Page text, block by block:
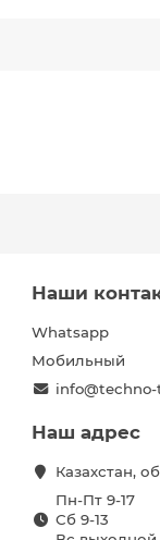
Наши
Whatsapp
Мобильный
info@techno-
Наш адрес
Казахстан,
Пн-Пт 9-17
Сб 9-13